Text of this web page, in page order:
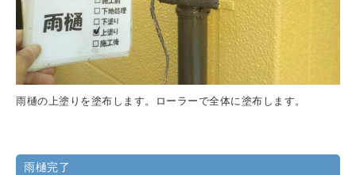
雨樋の上塗りを塗布します。ローラーで全体に塗布します。
雨樋完了